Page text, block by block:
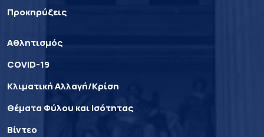
Προκηρύξεις
Αθλητισμός
COVID-19
Κλιματική Αλλαγή/Κρίση
Θέματα Φύλου και Ισότητας
Βίντεο